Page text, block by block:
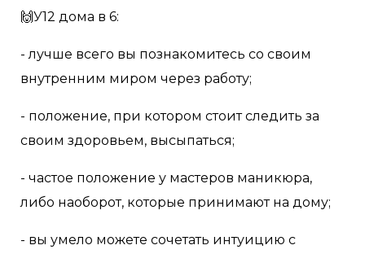
🙌У12 дома в 6:
- лучше всего вы познакомитесь со своим
внутренним миром через работу;
- положение, при котором стоит следить за
своим здоровьем, высыпаться;
- частое положение у мастеров маникюра,
либо наоборот, которые принимают на дому;
- вы умело можете сочетать интуицию с